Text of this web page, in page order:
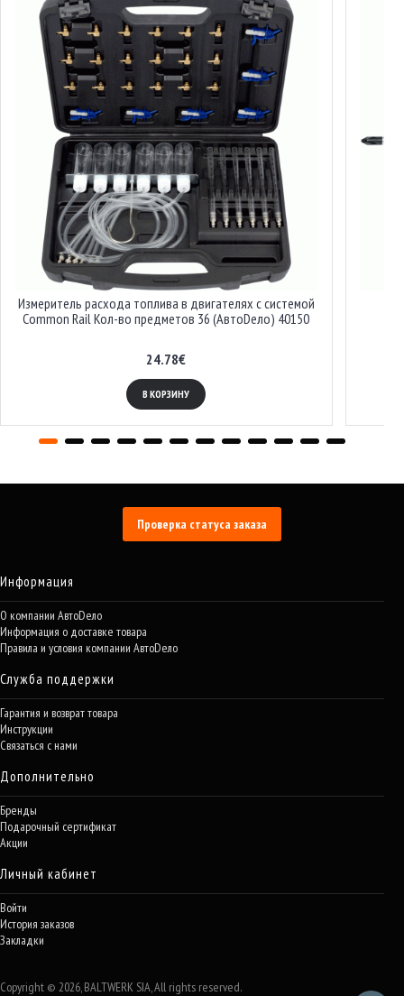
Измеритель расхода топлива в двигателях с системой
Common Rail Кол-во предметов 36 (АвтоDело) 40150
24.78€
В КОРЗИНУ
Проверка статуса заказа
Информация
О компании АвтоDело
Информация о доставке товара
Правила и условия компании АвтоDело
Служба поддержки
Гарантия и возврат товара
Инструкции
Связаться с нами
Дополнительно
Бренды
Подарочный сертификат
Акции
Личный кабинет
Войти
История заказов
Закладки
Copyright © 2026, BALTWERK SIA, All rights reserved.